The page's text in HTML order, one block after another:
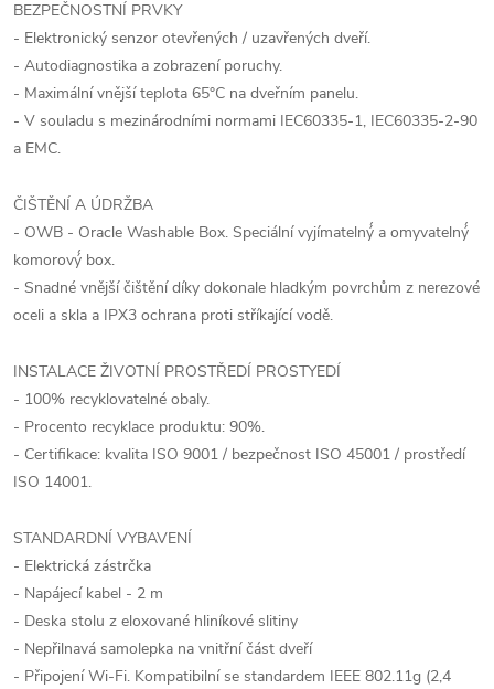
BEZPEČNOSTNÍ PRVKY
- Elektronický senzor otevřených / uzavřených dveří.
- Autodiagnostika a zobrazení poruchy.
- Maximální vnější teplota 65°C na dveřním panelu.
- V souladu s mezinárodními normami IEC60335-1, IEC60335-2-90
a EMC.
ČIŠTĚNÍ A ÚDRŽBA
- OWB - Oracle Washable Box. Speciální vyjímatelný́ a omyvatelný́
komorový́ box.
- Snadné vnější čištění díky dokonale hladkým povrchům z nerezové
oceli a skla a IPX3 ochrana proti stříkající vodě.
INSTALACE ŽIVOTNÍ PROSTŘEDÍ PROSTYEDÍ
- 100% recyklovatelné obaly.
- Procento recyklace produktu: 90%.
- Certifikace: kvalita ISO 9001 / bezpečnost ISO 45001 / prostředí
ISO 14001.
STANDARDNÍ VYBAVENÍ
- Elektrická zástrčka
- Napájecí kabel - 2 m
- Deska stolu z eloxované hliníkové slitiny
- Nepřilnavá samolepka na vnitřní část dveří
- Připojení Wi-Fi. Kompatibilní se standardem IEEE 802.11g (2,4